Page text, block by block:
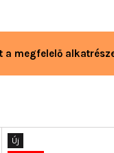
a megfelelő
Új